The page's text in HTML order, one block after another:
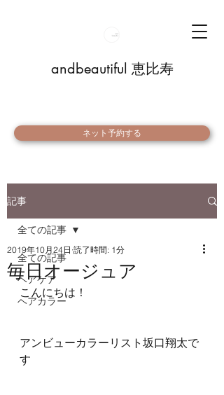
andbeautiful 恵比寿
ネット予約する
記事
全ての記事
ヘアケア
ヘアカラー
全ての記事
毎日オージュア
2019年10月24日 読了時間: 1分
こんにちは！
アンビューカラーリスト坂口翔太で
す